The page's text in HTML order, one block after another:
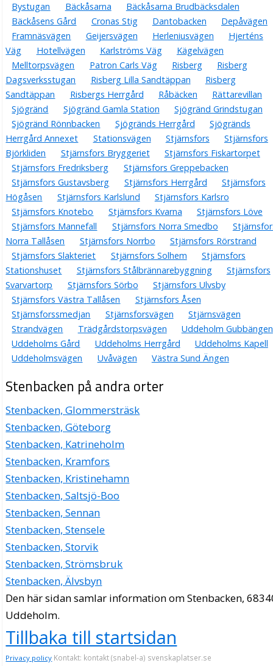
Bystugan
Bäckåsarna
Bäckåsarna Brudbäcksdalen
Bäckåsens Gård
Cronas Stig Dantobacken
Depåvägen
Framnäsvägen
Geijersvägen Herleniusvägen
Hjerténs
Väg
Hotellvägen Karlströms Väg
Kägelvägen
Melltorpsvägen
Patron Carls Väg Risberg
Risberg
Dagsverksstugan
Risberg Lilla Sandtäppan
Risberg
Sandtäppan
Risbergs Herrgård Råbäcken
Rättarevillan
Sjögränd
Sjögränd Gamla Station
Sjögränd Grindstugan
Sjögränd Rönnbacken
Sjögränds Herrgård
Sjögränds
Herrgård Annexet
Stationsvägen Stjärnsfors
Stjärnsfors
Björkliden
Stjärnsfors Bryggeriet
Stjärnsfors Fiskartorpet
Stjärnsfors Fredriksberg
Stjärnsfors Greppebacken
Stjärnsfors Gustavsberg
Stjärnsfors Herrgård
Stjärnsfors
Högåsen
Stjärnsfors Karlslund
Stjärnsfors Karlsro
Stjärnsfors Knotebo
Stjärnsfors Kvarna
Stjärnsfors Löve
Stjärnsfors Mannefall
Stjärnsfors Norra Smedbo
Norra Tallåsen
Stjärnsfors Norrbo
Stjärnsfors Rörstrand
Stjärnsfors Slakteriet
Stjärnsfors Solhem
Stjärnsfors
Stationshuset
Stjärnsfors Stålbrännarebyggning
Stjärnsfors
Svarvartorp
Stjärnsfors Sörbo
Stjärnsfors Ulvsby
Stjärnsfors Västra Tallåsen
Stjärnsfors Åsen
Stjärnsforssmedjan
Stjärnsforsvägen
Stjärnsvägen
Strandvägen
Trädgårdstorpsvägen
Uddeholm Gubbängen
Uddeholms Gård
Uddeholms Herrgård
Uddeholms Kapell
Uddeholmsvägen
Uvåvägen Västra Sund Ängen
Stenbacken på andra orter
Stenbacken, Glommersträsk
Stenbacken, Göteborg
Stenbacken, Katrineholm
Stenbacken, Kramfors
Stenbacken, Kristinehamn
Stenbacken, Saltsjö-Boo
Stenbacken, Sennan
Stenbacken, Stensele
Stenbacken, Storvik
Stenbacken, Strömsbruk
Stenbacken, Älvsbyn
Den här sidan samlar information om Stenbacken,
Uddeholm.
Tillbaka till startsidan
Privacy policy Kontakt: kontakt (snabel-a) svenskaplatser.se